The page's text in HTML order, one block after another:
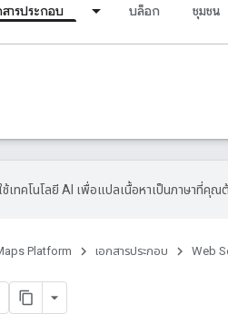
สารประกอบ บล็อก ชุมชน
ช้เทคโนโลยี AI เพื่อแปลเนื้อหาเป็นภาษาที่คุ
Platform เอกสารประกอบ Web